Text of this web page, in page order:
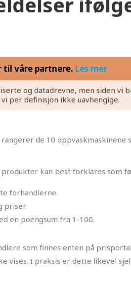
til våre partnere. Les mer
og datadrevne, men siden vi
per definisjon ikke uavhengige.
de 10
produkter kan best forklares som
forhandlerne.
priser.
en poengsum fra 1-100.
som finnes enten på
I praksis er dette likevel